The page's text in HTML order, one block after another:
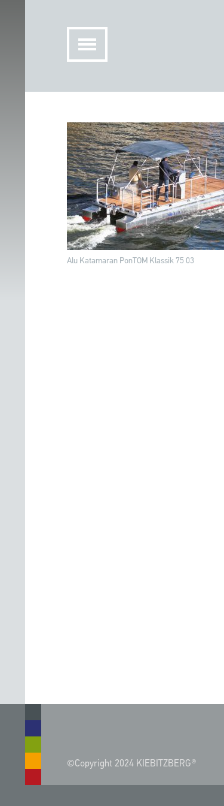
Alu Katamaran PonTOM Klassik 75 03
©Copyright 2024 KIEBITZBERG®